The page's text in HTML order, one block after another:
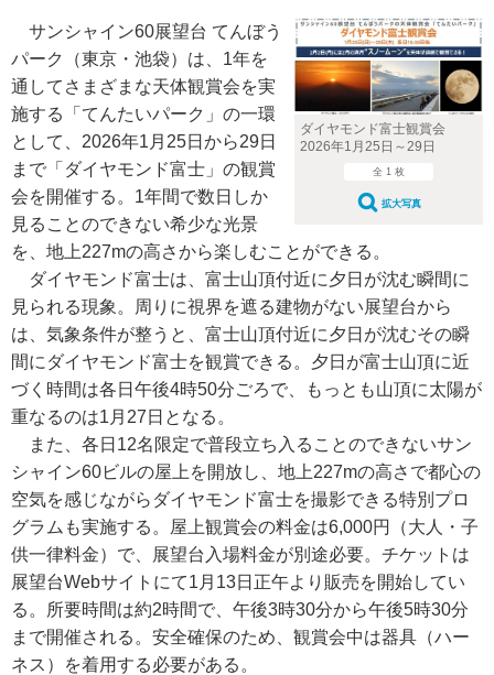
ダイヤモンド富士観賞会
2026年1月25日～29日
全 1 枚
拡大写真
サンシャイン60展望台 てんぼう
パーク（東京・池袋）は、1年を
通してさまざまな天体観賞会を実
施する「てんたいパーク」の一環
として、2026年1月25日から29日
まで「ダイヤモンド富士」の観賞
会を開催する。1年間で数日しか
見ることのできない希少な光景
を、地上227mの高さから楽しむことができる。
ダイヤモンド富士は、富士山頂付近に夕日が沈む瞬間に
見られる現象。周りに視界を遮る建物がない展望台から
は、気象条件が整うと、富士山頂付近に夕日が沈むその瞬
間にダイヤモンド富士を観賞できる。夕日が富士山頂に近
づく時間は各日午後4時50分ごろで、もっとも山頂に太陽が
重なるのは1月27日となる。
また、各日12名限定で普段立ち入ることのできないサン
シャイン60ビルの屋上を開放し、地上227mの高さで都心の
空気を感じながらダイヤモンド富士を撮影できる特別プロ
グラムも実施する。屋上観賞会の料金は6,000円（大人・子
供一律料金）で、展望台入場料金が別途必要。チケットは
展望台Webサイトにて1月13日正午より販売を開始してい
る。所要時間は約2時間で、午後3時30分から午後5時30分
まで開催される。安全確保のため、観賞会中は器具（ハー
ネス）を着用する必要がある。